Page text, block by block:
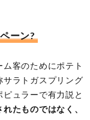
ーン?
客のためにポテト
サラトガスプリング
ュラーで有力説と
たものではなく、